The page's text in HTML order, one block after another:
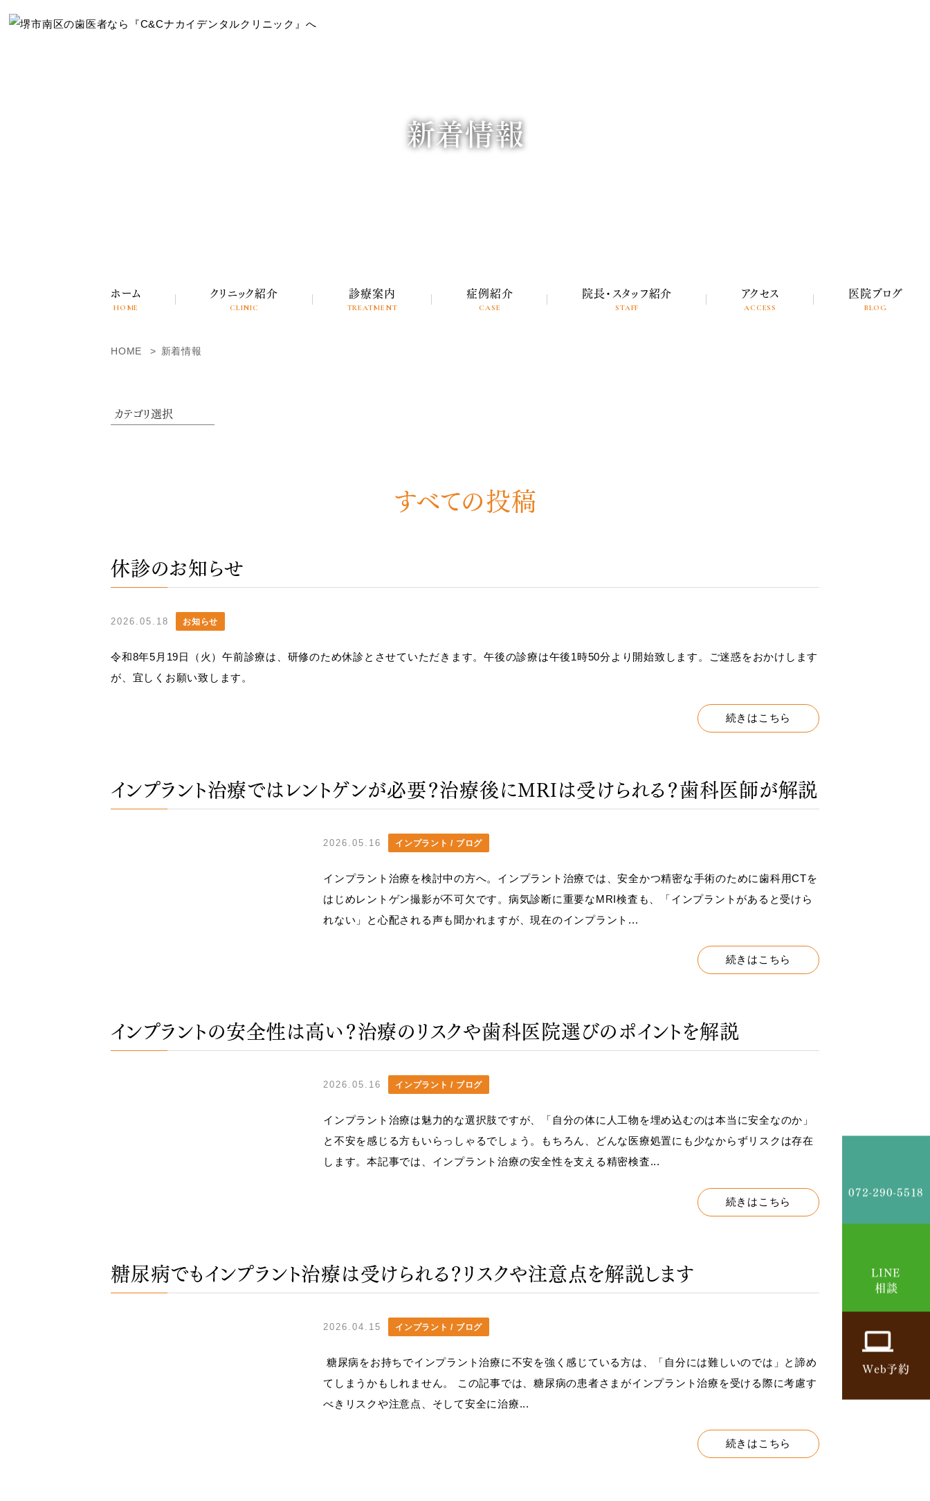
新着情報
ホーム
HOME
クリニック紹介
CLINIC
診療案内
TREATMENT
症例紹介
CASE
院長・スタッフ紹介
STAFF
アクセス
ACCESS
医院ブログ
BLOG
HOME 新着情報
すべての投稿
休診のお知らせ
2026.05.18 お知らせ
令和8年5月19日（火）午前診療は、研修のため休診とさせていただきます。午後の診療は午後1時50分より開始致します。ご迷惑をおかけします
が、宜しくお願い致します。
続きはこちら
インプラント治療ではレントゲンが必要？治療後にMRIは受けられる？歯科医師が解説
2026.05.16 インプラント / ブログ
インプラント治療を検討中の方へ。インプラント治療では、安全かつ精密な手術のために歯科用CTを
はじめレントゲン撮影が不可欠です。病気診断に重要なMRI検査も、「インプラントがあると受けら
れない」と心配される声も聞かれますが、現在のインプラント...
続きはこちら
インプラントの安全性は高い？治療のリスクや歯科医院選びのポイントを解説
2026.05.16 インプラント / ブログ
インプラント治療は魅力的な選択肢ですが、「自分の体に人工物を埋め込むのは本当に安全なのか」
と不安を感じる方もいらっしゃるでしょう。もちろん、どんな医療処置にも少なからずリスクは存在
します。本記事では、インプラント治療の安全性を支える精密検査...
続きはこちら
糖尿病でもインプラント治療は受けられる？リスクや注意点を解説します
2026.04.15 インプラント / ブログ
糖尿病をお持ちでインプラント治療に不安を強く感じている方は、「自分には難しいのでは」と諦め
てしまうかもしれません。 この記事では、糖尿病の患者さまがインプラント治療を受ける際に考慮す
べきリスクや注意点、そして安全に治療...
続きはこちら
072-290-5518
LINE
相談
Web予約